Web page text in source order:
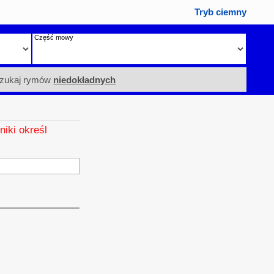
Tryb ciemny
Część mowy
rymów niedokładnych
określ